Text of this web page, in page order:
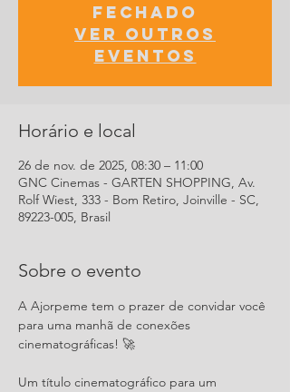
fechado
Ver outros
eventos
Horário e local
26 de nov. de 2025, 08:30 – 11:00
GNC Cinemas - GARTEN SHOPPING, Av.
Rolf Wiest, 333 - Bom Retiro, Joinville - SC,
89223-005, Brasil
Sobre o evento
A Ajorpeme tem o prazer de convidar você
para uma manhã de conexões
cinematográficas! 🚀
Um título cinematográfico para um